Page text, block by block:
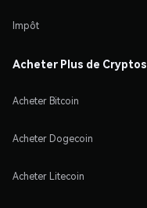
Impôt
Acheter Plus de Cryptos
Acheter Bitcoin
Acheter Dogecoin
Acheter Litecoin